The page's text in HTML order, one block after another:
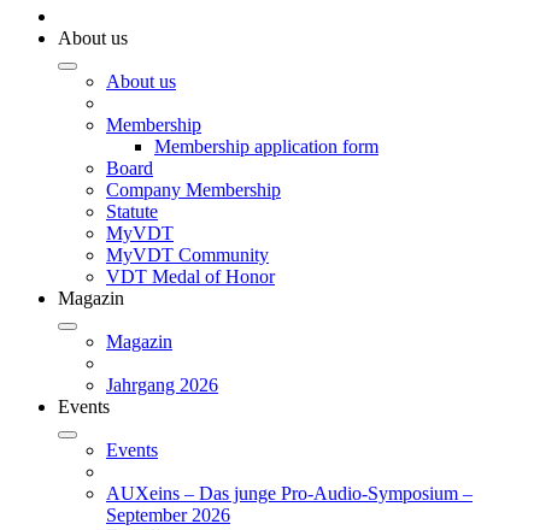
About us
About us
Membership
Membership application form
Board
Company Membership
Statute
MyVDT
MyVDT Community
VDT Medal of Honor
Magazin
Magazin
Jahrgang 2026
Events
Events
AUXeins – Das junge Pro-Audio-Symposium –
September 2026